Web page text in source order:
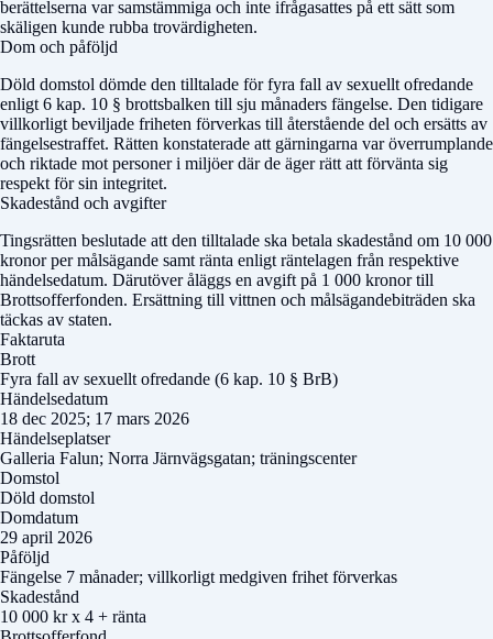
berättelserna var samstämmiga och inte ifrågasattes på ett sätt som
skäligen kunde rubba trovärdigheten.
Dom och påföljd
Döld domstol dömde den tilltalade för fyra fall av sexuellt ofredande
enligt 6 kap. 10 § brottsbalken till sju månaders fängelse. Den tidigare
villkorligt beviljade friheten förverkas till återstående del och ersätts av
fängelsestraffet. Rätten konstaterade att gärningarna var överrumplande
och riktade mot personer i miljöer där de äger rätt att förvänta sig
respekt för sin integritet.
Skadestånd och avgifter
Tingsrätten beslutade att den tilltalade ska betala skadestånd om 10 000
kronor per målsägande samt ränta enligt räntelagen från respektive
händelsedatum. Därutöver åläggs en avgift på 1 000 kronor till
Brottsofferfonden. Ersättning till vittnen och målsägandebiträden ska
täckas av staten.
Faktaruta
Brott
Fyra fall av sexuellt ofredande (6 kap. 10 § BrB)
Händelsedatum
18 dec 2025; 17 mars 2026
Händelseplatser
Galleria Falun; Norra Järnvägsgatan; träningscenter
Domstol
Döld domstol
Domdatum
29 april 2026
Påföljd
Fängelse 7 månader; villkorligt medgiven frihet förverkas
Skadestånd
10 000 kr x 4 + ränta